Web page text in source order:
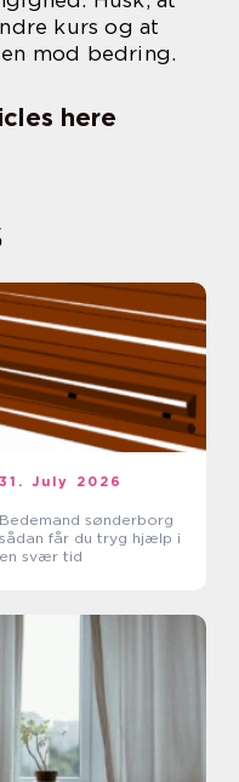
kurs og at
mod bedring.
here
31. July 2026
Bedemand sønderborg
sådan får du tryg hjælp i
en svær tid